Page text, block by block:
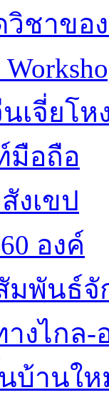
ชาขอ
เจี่ยโห
มือถือ
งเขป
องค์
พันธ์จั
งไกล-
บ้านใ